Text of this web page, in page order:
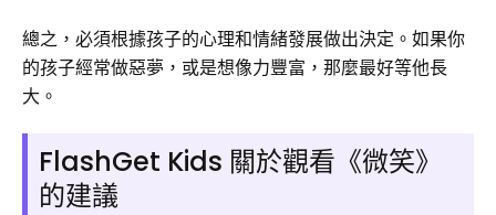
總之，必須根據孩子的心理和情緒發展做出決定。如果你
的孩子經常做惡夢，或是想像力豐富，那麼最好等他長
大。
FlashGet Kids 關於觀看《微笑》
的建議